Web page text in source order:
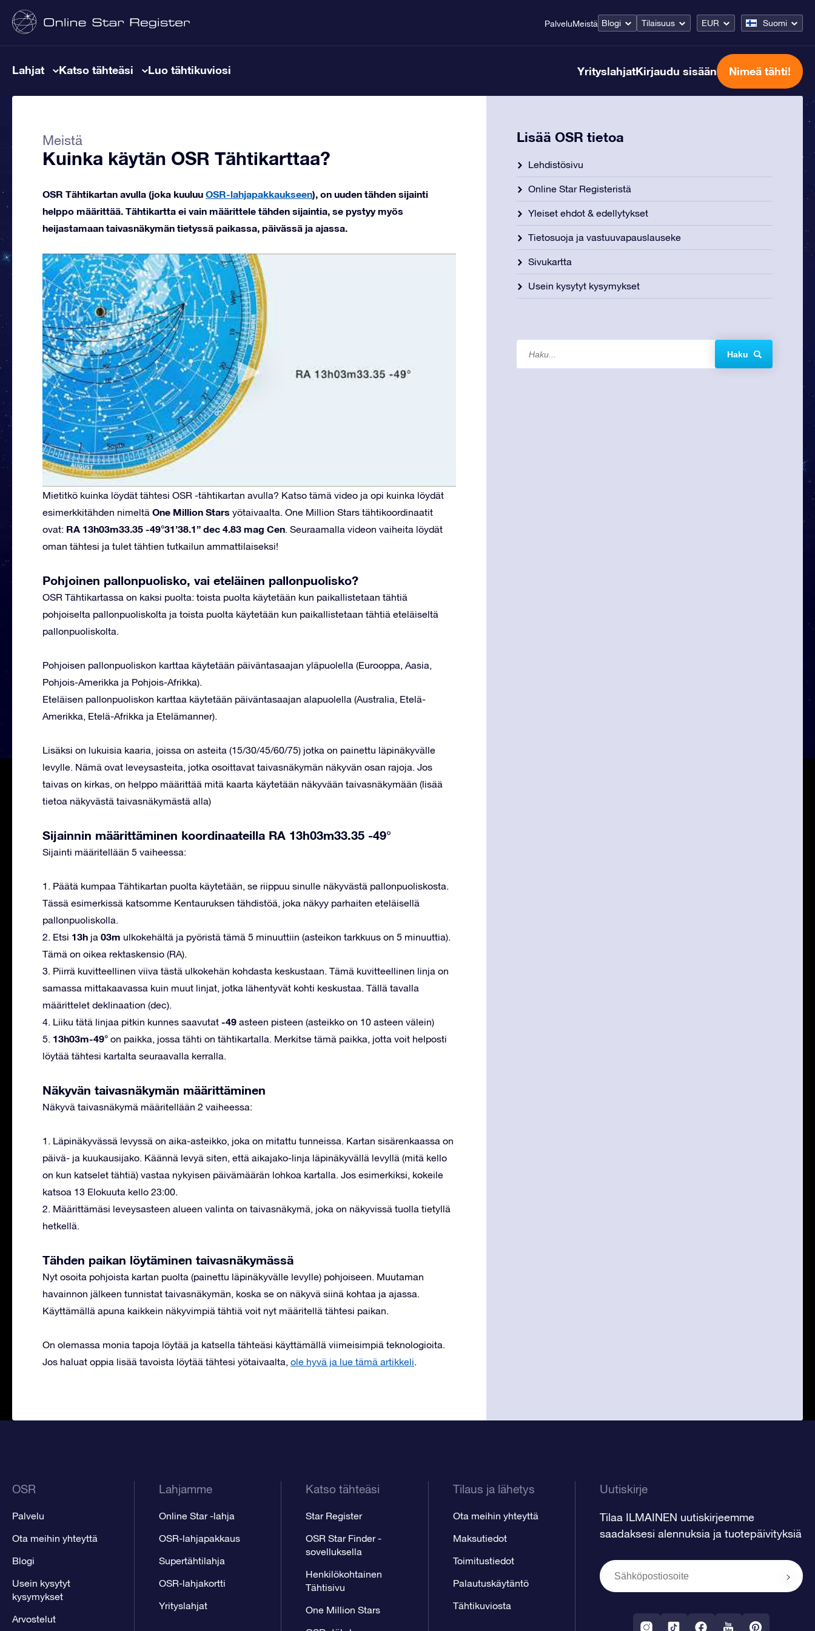
PalveluMeistä Blogi Tilaisuus EUR Suomi
Lahjat Katso tähteäsi Luo tähtikuviosi YrityslahjatKirjaudu sisään Nimeä tähti!
Meistä
Kuinka käytän OSR Tähtikarttaa?
OSR Tähtikartan avulla (joka kuuluu OSR-lahjapakkaukseen), on uuden tähden sijainti
helppo määrittää. Tähtikartta ei vain määrittele tähden sijaintia, se pystyy myös
heijastamaan taivasnäkymän tietyssä paikassa, päivässä ja ajassa.
Mietitkö kuinka löydät tähtesi OSR -tähtikartan avulla? Katso tämä video ja opi kuinka löydät
esimerkkitähden nimeltä One Million Stars yötaivaalta. One Million Stars tähtikoordinaatit
ovat: RA 13h03m33.35 -49°31’38.1” dec 4.83 mag Cen. Seuraamalla videon vaiheita löydät
oman tähtesi ja tulet tähtien tutkailun ammattilaiseksi!
Pohjoinen pallonpuolisko, vai eteläinen pallonpuolisko?
OSR Tähtikartassa on kaksi puolta: toista puolta käytetään kun paikallistetaan tähtiä
pohjoiselta pallonpuoliskolta ja toista puolta käytetään kun paikallistetaan tähtiä eteläiseltä
pallonpuoliskolta.
Pohjoisen pallonpuoliskon karttaa käytetään päiväntasaajan yläpuolella (Eurooppa, Aasia,
Pohjois-Amerikka ja Pohjois-Afrikka).
Eteläisen pallonpuoliskon karttaa käytetään päiväntasaajan alapuolella (Australia, Etelä-
Amerikka, Etelä-Afrikka ja Etelämanner).
Lisäksi on lukuisia kaaria, joissa on asteita (15/30/45/60/75) jotka on painettu läpinäkyvälle
levylle. Nämä ovat leveysasteita, jotka osoittavat taivasnäkymän näkyvän osan rajoja. Jos
taivas on kirkas, on helppo määrittää mitä kaarta käytetään näkyvään taivasnäkymään (lisää
tietoa näkyvästä taivasnäkymästä alla)
Sijainnin määrittäminen koordinaateilla RA 13h03m33.35 -49°
Sijainti määritellään 5 vaiheessa:
1. Päätä kumpaa Tähtikartan puolta käytetään, se riippuu sinulle näkyvästä pallonpuoliskosta.
Tässä esimerkissä katsomme Kentauruksen tähdistöä, joka näkyy parhaiten eteläisellä
pallonpuoliskolla.
2. Etsi 13h ja 03m ulkokehältä ja pyöristä tämä 5 minuuttiin (asteikon tarkkuus on 5 minuuttia).
Tämä on oikea rektaskensio (RA).
3. Piirrä kuvitteellinen viiva tästä ulkokehän kohdasta keskustaan. Tämä kuvitteellinen linja on
samassa mittakaavassa kuin muut linjat, jotka lähentyvät kohti keskustaa. Tällä tavalla
määrittelet deklinaation (dec).
4. Liiku tätä linjaa pitkin kunnes saavutat -49 asteen pisteen (asteikko on 10 asteen välein)
5. 13h03m-49° on paikka, jossa tähti on tähtikartalla. Merkitse tämä paikka, jotta voit helposti
löytää tähtesi kartalta seuraavalla kerralla.
Näkyvän taivasnäkymän määrittäminen
Näkyvä taivasnäkymä määritellään 2 vaiheessa:
1. Läpinäkyvässä levyssä on aika-asteikko, joka on mitattu tunneissa. Kartan sisärenkaassa on
päivä- ja kuukausijako. Käännä levyä siten, että aikajako-linja läpinäkyvällä levyllä (mitä kello
on kun katselet tähtiä) vastaa nykyisen päivämäärän lohkoa kartalla. Jos esimerkiksi, kokeile
katsoa 13 Elokuuta kello 23:00.
2. Määrittämäsi leveysasteen alueen valinta on taivasnäkymä, joka on näkyvissä tuolla tietyllä
hetkellä.
Tähden paikan löytäminen taivasnäkymässä
Nyt osoita pohjoista kartan puolta (painettu läpinäkyvälle levylle) pohjoiseen. Muutaman
havainnon jälkeen tunnistat taivasnäkymän, koska se on näkyvä siinä kohtaa ja ajassa.
Käyttämällä apuna kaikkein näkyvimpiä tähtiä voit nyt määritellä tähtesi paikan.
On olemassa monia tapoja löytää ja katsella tähteäsi käyttämällä viimeisimpiä teknologioita.
Jos haluat oppia lisää tavoista löytää tähtesi yötaivaalta, ole hyvä ja lue tämä artikkeli.
Lisää OSR tietoa
Lehdistösivu
Online Star Registeristä
Yleiset ehdot & edellytykset
Tietosuoja ja vastuuvapauslauseke
Sivukartta
Usein kysytyt kysymykset
Haku
OSR
Palvelu
Ota meihin yhteyttä
Blogi
Usein kysytyt
kysymykset
Arvostelut
Lahjamme
Online Star -lahja
OSR-lahjapakkaus
Supertähtilahja
OSR-lahjakortti
Yrityslahjat
Katso tähteäsi
Star Register
OSR Star Finder -
sovelluksella
Henkilökohtainen
Tähtisivu
One Million Stars
Tilaus ja lähetys
Ota meihin yhteyttä
Maksutiedot
Toimitustiedot
Palautuskäytäntö
Tähtikuviosta
Uutiskirje
Tilaa ILMAINEN uutiskirjeemme
saadaksesi alennuksia ja tuotepäivityksiä